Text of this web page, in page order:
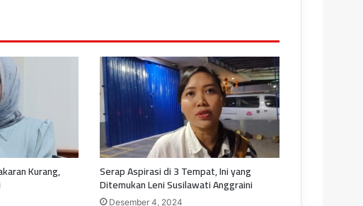
Kurang, Serap Aspirasi di 3 Tempat, Ini yang
Ditemukan Leni Susilawati Anggraini
Desember 4, 2024